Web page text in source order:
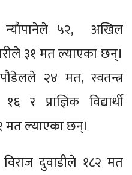
न्यौपानेले ५२, अखिल
३१ मत ल्याएका छन्।
२४ मत, स्वतन्त्र
प्राज्ञिक विद्यार्थी
मत ल्याएका छन्।
दुवाडीले १८२ मत